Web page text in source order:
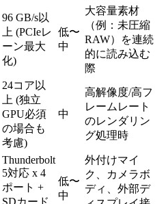
96 GB/s以
上 (PCIeレ
ーン最大
化)
低〜
中
大容量素材
（例：未圧縮
RAW）を連続
的に読み込む
際
24コア以
上 (独立
GPU必須
の場合も
考慮)
中
高解像度/高フ
レームレート
のレンダリン
グ処理時
Thunderbolt
5対応 x 4
ポート +
SDカード
低〜
中
外付けマイ
ク、カメラボ
ディ、外部デ